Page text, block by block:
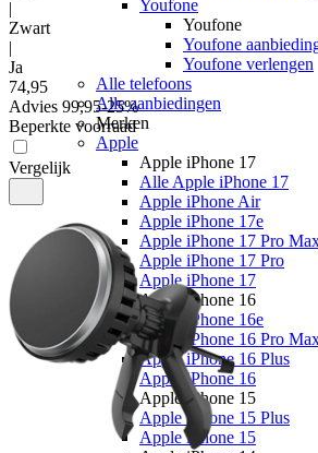
Youfone
Youfone
Youfone
Youfone verlengen
Alle telefoons
Alle aanbiedingen
Merken
Apple
Apple iPhone 17
Alle Apple iPhone 17
Apple iPhone Air
Apple iPhone 17e
Apple iPhone 17 Pro
Apple iPhone 17 Pro
Apple iPhone 17
Apple iPhone 16
Apple iPhone 16e
Apple iPhone 16 Pro
Apple iPhone 16 Plus
Apple iPhone 16
Apple iPhone 15
Apple iPhone 15 Plus
Apple iPhone 15
|
Zwart
|
Ja
74,95
Advies 99,95-25%
Beperkte voorraad
Vergelijk